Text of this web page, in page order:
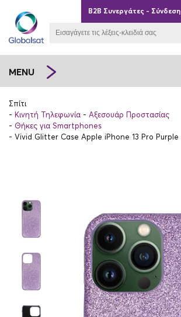
B2B Συνεργάτες - Σύνδεση
MENU
Σπίτι
Κινητή Τηλεφωνία
Αξεσουάρ Προστασίας
Θήκες για Smartphones
Vivid Glitter Case Apple iPhone 13 Pro Purple